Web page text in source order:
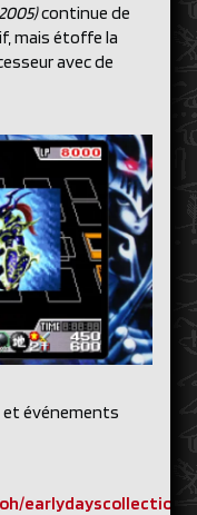
continue de
mais étoffe la
avec de
et événements
earlydayscollection/